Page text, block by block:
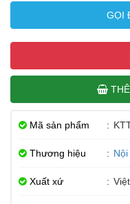
GỌI
Mã sản phẩm :
Thương hiệu :
Xuất xứ :